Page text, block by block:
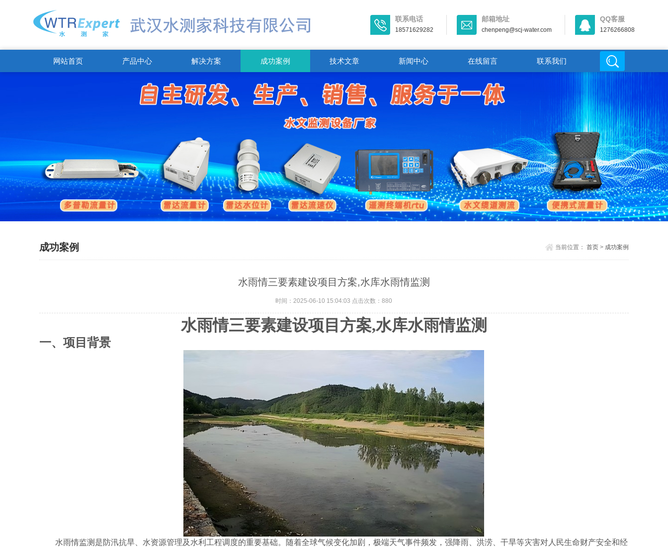
联系电话
18571629282
邮箱地址
chenpeng@scj-water.com
QQ客服
1276266808
网站首页 产品中心 解决方案 成功案例 技术文章 新闻中心 在线留言 联系我们
成功案例 当前位置： 首页> 成功案例
水雨情三要素建设项目方案,水库水雨情监测
时间：2025-06-10 15:04:03 点击次数：880
水雨情三要素建设项目方案,水库水雨情监测
一、项目背景
水雨情监测是防汛抗旱、水资源管理及水利工程调度的重要基础。随着全球气候变化加剧，极端天气事件频发，强降雨、洪涝、干旱等灾害对人民生命财产安全和经